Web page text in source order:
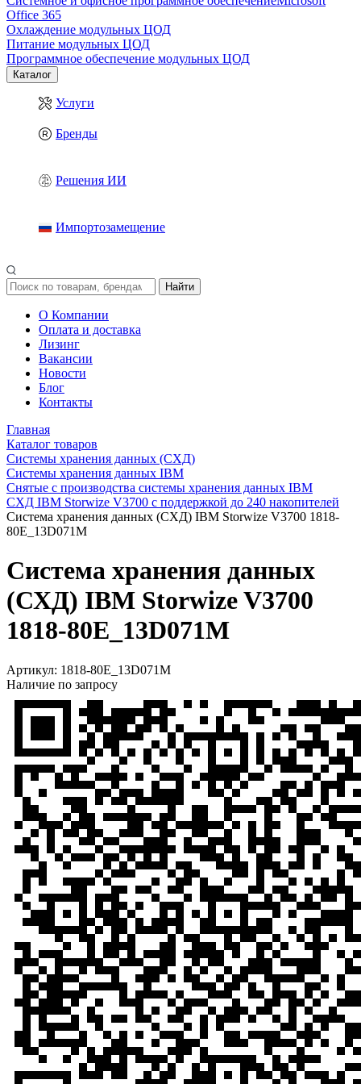
Office 365
Охлаждение модульных ЦОД
Питание модульных ЦОД
Программное обеспечение модульных ЦОД
Каталог
Услуги
Бренды
Решения ИИ
Импортозамещение
Найти
О Компании
Оплата и доставка
Лизинг
Вакансии
Новости
Блог
Контакты
Главная
Каталог товаров
Системы хранения данных (СХД)
Системы хранения данных IBM
Снятые с производства системы хранения данных IBM
СХД IBM Storwize V3700 с поддержкой до 240 накопителей
Система хранения данных (СХД) IBM Storwize V3700 1818-
80E_13D071M
Система хранения данных
(СХД) IBM Storwize V3700
1818-80E_13D071M
Артикул: 1818-80E_13D071M
Наличие по запросу